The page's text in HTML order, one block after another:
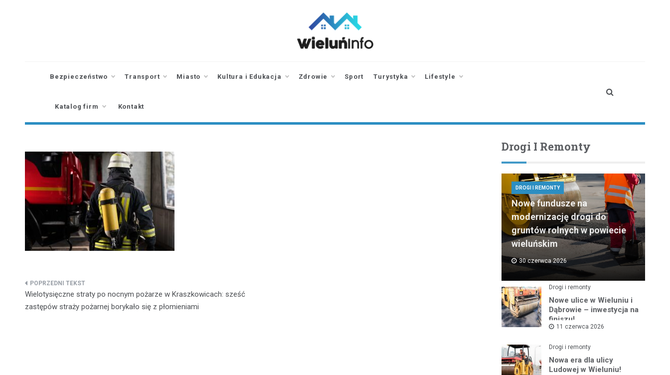
okolic
Bezpieczeństwo Transport Miasto Kultura i Edukacja Zdrowie Sport Turystyka Lifestyle
Katalog firm Kontakt
Nawigacja
wpisu
Wielotysięczne straty po nocnym pożarze w Kraszkowicach: sześć
zastępów straży pożarnej borykało się z płomieniami
Drogi I Remonty
DROGI I REMONTY
Nowe fundusze na
modernizację drogi do
gruntów rolnych w powiecie
wieluńskim
30 czerwca 2026
Drogi i remonty
Nowe ulice w Wieluniu i
Dąbrowie – inwestycja na
finiszu!
11 czerwca 2026
Drogi i remonty
Nowa era dla ulicy
Ludowej w Wieluniu!